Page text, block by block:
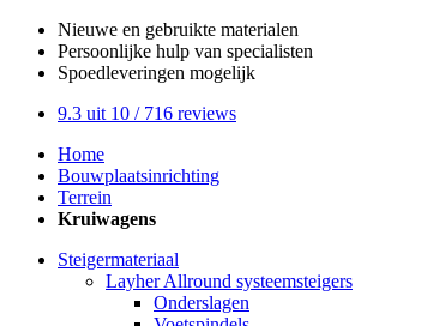
Nieuwe en gebruikte materialen
Persoonlijke hulp van specialisten
Spoedleveringen mogelijk
9.3 uit 10 / 716 reviews
Home
Bouwplaatsinrichting
Terrein
Kruiwagens
Steigermateriaal
Layher Allround systeemsteigers
Onderslagen